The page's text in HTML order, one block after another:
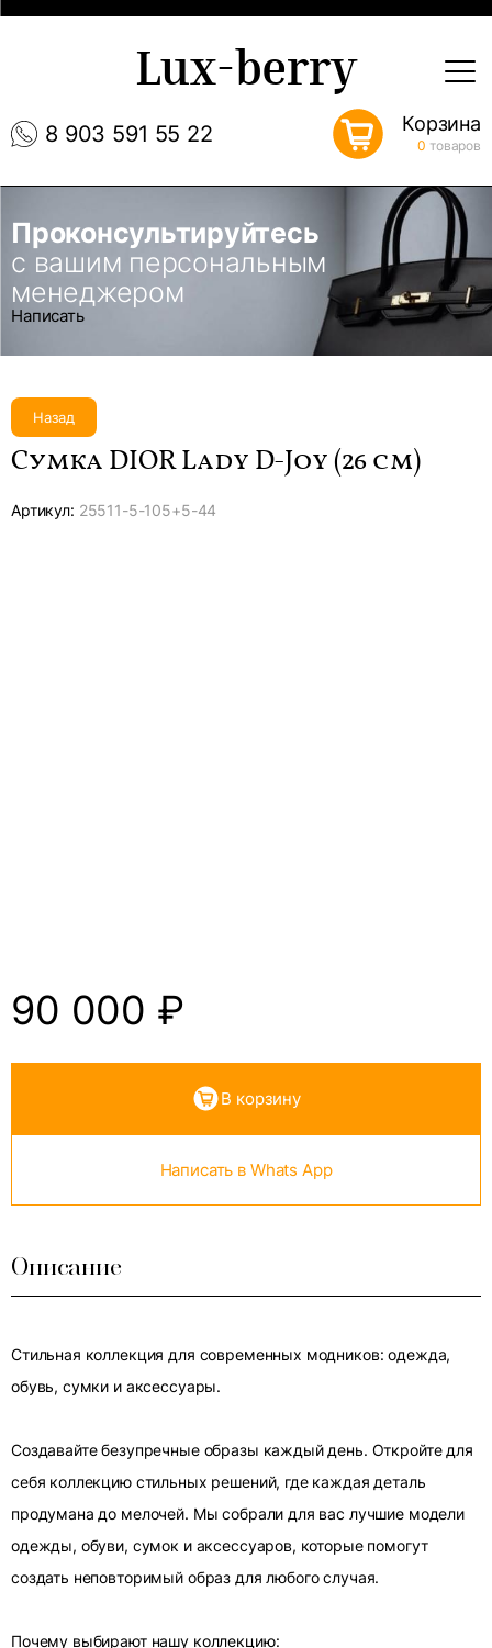
8 903 591 55 22
Lux-berry
Корзина
0 товаров
Проконсультируйтесь
с вашим персональным
менеджером
Написать
Назад
Сумка DIOR Lady D-Joy (26 см)
Артикул: 25511-5-105+5-44
90 000 ₽
В корзину
Написать в Whats App
Описание
Стильная коллекция для современных модников: одежда,
обувь, сумки и аксессуары.
Создавайте безупречные образы каждый день. Откройте для
себя коллекцию стильных решений, где каждая деталь
продумана до мелочей. Мы собрали для вас лучшие модели
одежды, обуви, сумок и аксессуаров, которые помогут
создать неповторимый образ для любого случая.
Почему выбирают нашу коллекцию: